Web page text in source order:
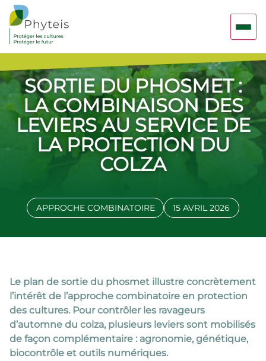
SORTIE DU PHOSMET :
LA COMBINAISON DES
LEVIERS AU SERVICE DE
LA PROTECTION DU
COLZA
APPROCHE COMBINATOIRE 15 AVRIL 2026
Le plan de sortie du phosmet illustre concrètement
l’intérêt de l’approche combinatoire en protection
des cultures. Pour contrôler les ravageurs
d’automne du colza, plusieurs leviers sont mobilisés
de façon complémentaire : agronomie, génétique,
biocontrôle et outils numériques.